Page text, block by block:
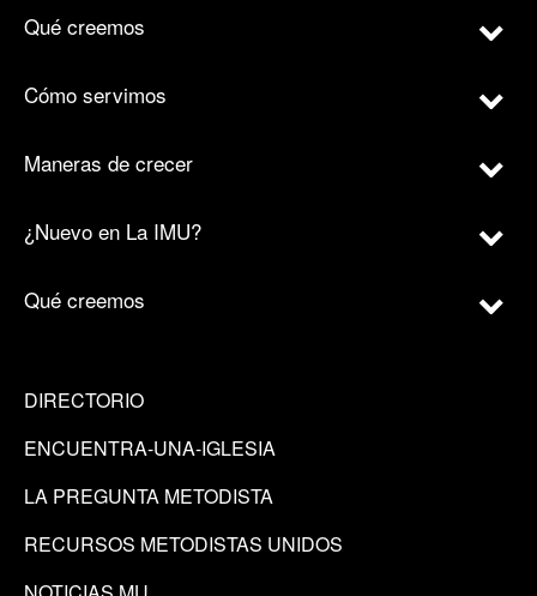
Qué creemos
Cómo servimos
Maneras de crecer
¿Nuevo en La IMU?
Qué creemos
DIRECTORIO
ENCUENTRA-UNA-IGLESIA
LA PREGUNTA METODISTA
RECURSOS METODISTAS UNIDOS